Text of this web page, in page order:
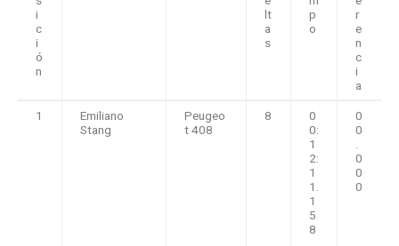
i
c
i
ó
n
lt
a
s
p
o
r
e
n
c
i
a
1
Emiliano
Stang
Peugeo
t 408
8
0
0:
1
2:
1
1.
1
5
8
0
0
.
0
0
0